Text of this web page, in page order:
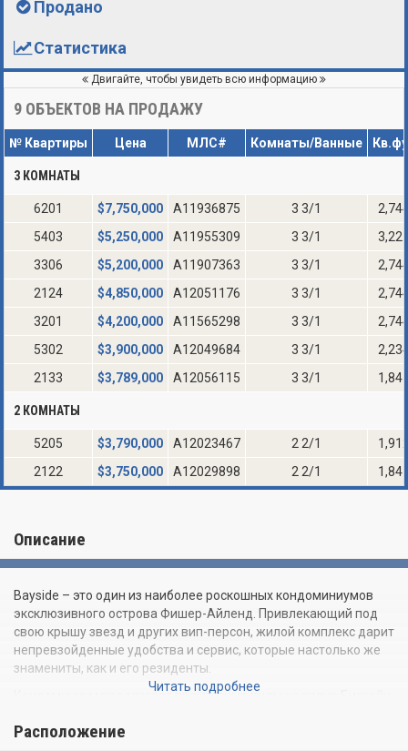
Продано
Статистика
Двигайте, чтобы увидеть всю информацию
9 ОБЪЕКТОВ НА ПРОДАЖУ
№ Квартиры Цена МЛС# Комнаты/Ванные
3 КОМНАТЫ
6201 $7,750,000 A11936875 3 3/1
5403
$5,250,000 A11955309 3 3/1
3306
$5,200,000 A11907363 3 3/1
2124
$4,850,000 A12051176 3 3/1
3201
$4,200,000 A11565298 3 3/1
5302
$3,900,000 A12049684 3 3/1
2133
$3,789,000 A12056115 3 3/1
2 КОМНАТЫ
5205 $3,790,000 A12023467 2 2/1
2122
$3,750,000 A12029898 2 2/1
Описание
Bayside – это один из наиболее роскошных кондоминиумов
эксклюзивного острова Фишер-Айленд. Привлекающий под
свою крышу звезд и других вип-персон, жилой комплекс дарит
непревзойденные удобства и сервис, которые настолько же
знамениты, как и его резиденты.
Кондоминиум предлагает прекрасные виды на залив Бискейн,
черт – шикарные балконы, которые позволяют резидентам
Читать подробнее
Расположение